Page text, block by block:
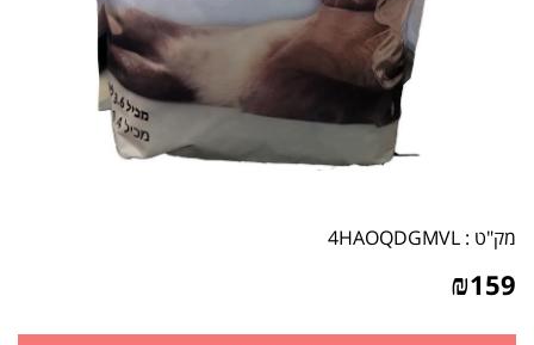
מק"ט : 4HAOQDGMVL
₪159